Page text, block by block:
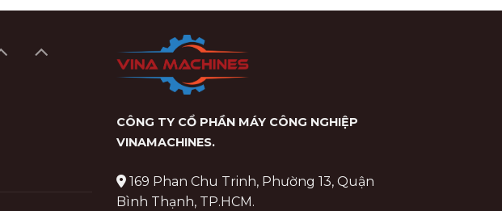
CÔNG TY CỔ PHẦN MÁY CÔNG NGHIỆP
VINAMACHINES.
169 Phan Chu Trinh, Phường 13, Quận
Bình Thạnh, TP.HCM.